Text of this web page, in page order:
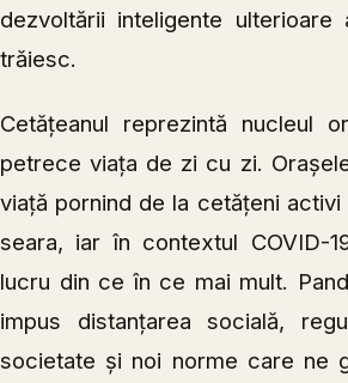
dezvoltării inteligente
trăiesc.
Cetățeanul reprezintă nucleul
petrece viața de zi cu zi.
viață pornind de la cetățeni activi
seara, iar în contextul COVID-
lucru din ce în ce mai mult.
impus distanțarea socială,
societate și noi norme care ne